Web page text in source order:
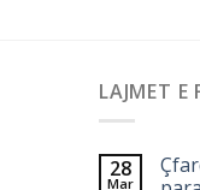
LAJMET E
28
Mar